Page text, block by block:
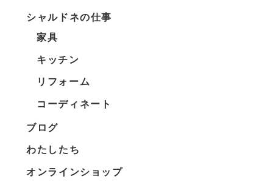
シャルドネの仕事
家具
キッチン
リフォーム
コーディネート
ブログ
わたしたち
オンラインショップ